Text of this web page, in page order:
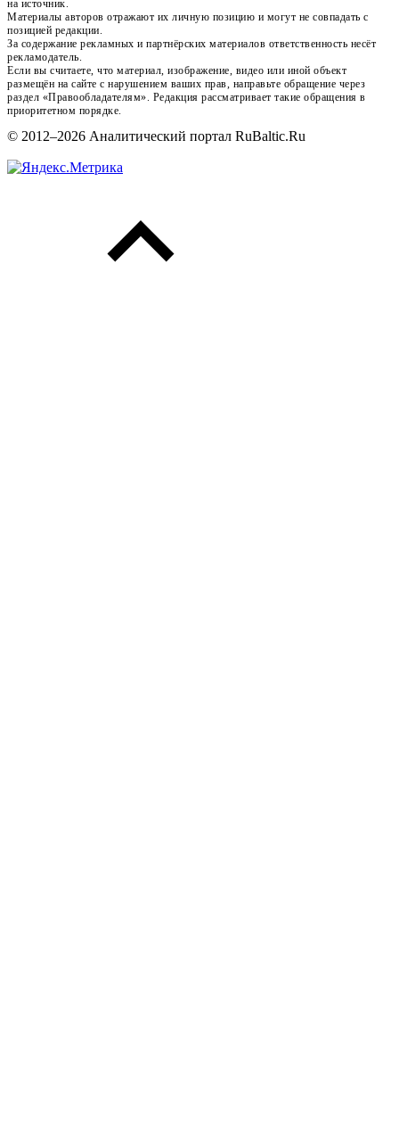
на источник.
Материалы авторов отражают их личную позицию и могут не совпадать с
позицией редакции.
За содержание рекламных и партнёрских материалов ответственность несёт
рекламодатель.
Если вы считаете, что материал, изображение, видео или иной объект
размещён на сайте с нарушением ваших прав, направьте обращение через
раздел «Правообладателям». Редакция рассматривает такие обращения в
приоритетном порядке.
© 2012–2026 Аналитический портал RuBaltic.Ru